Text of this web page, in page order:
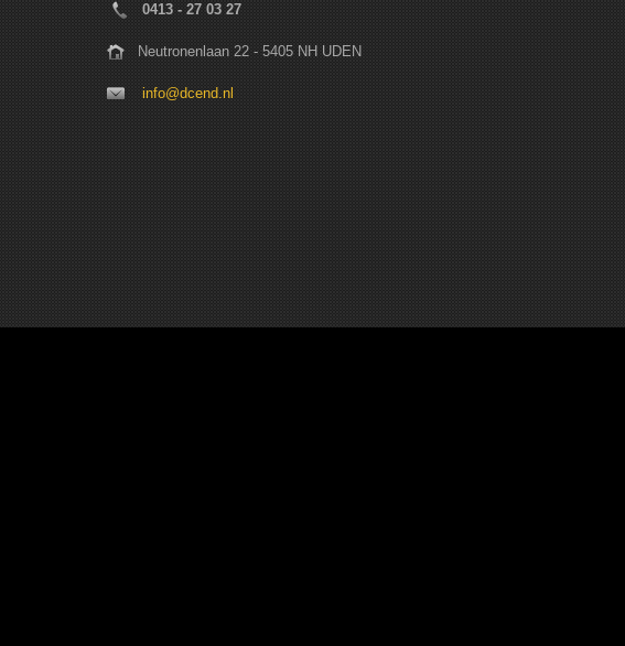
0413 - 27 03 27
Neutronenlaan 22 - 5405 NH UDEN
info@dcend.nl